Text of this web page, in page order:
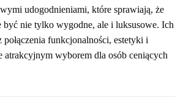
udogodnieniami, które sprawiają, że
być nie tylko wygodne, ale i luksusowe. Ich
funkcjonalności, estetyki i
atrakcyjnym wyborem dla osób ceniących